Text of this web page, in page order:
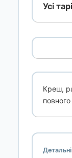
Усі
Креш,